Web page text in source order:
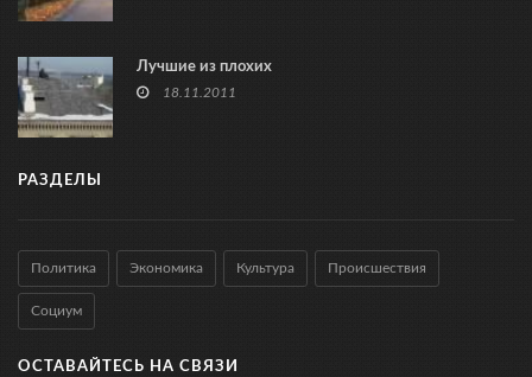
Лучшие из плохих
18.11.2011
РАЗДЕЛЫ
Политика Экономика Культура Происшествия
Социум
ОСТАВАЙТЕСЬ НА СВЯЗИ